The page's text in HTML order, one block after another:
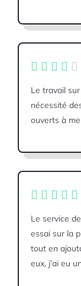
Le travail
nécessité
ouverts à
Le service
essai sur la
tout en
eux, j’ai eu